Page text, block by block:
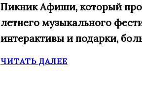
Пикник Афиши, который
летнего музыкального
интерактивы и подарки,
ЧИТАТЬ ДАЛЕЕ